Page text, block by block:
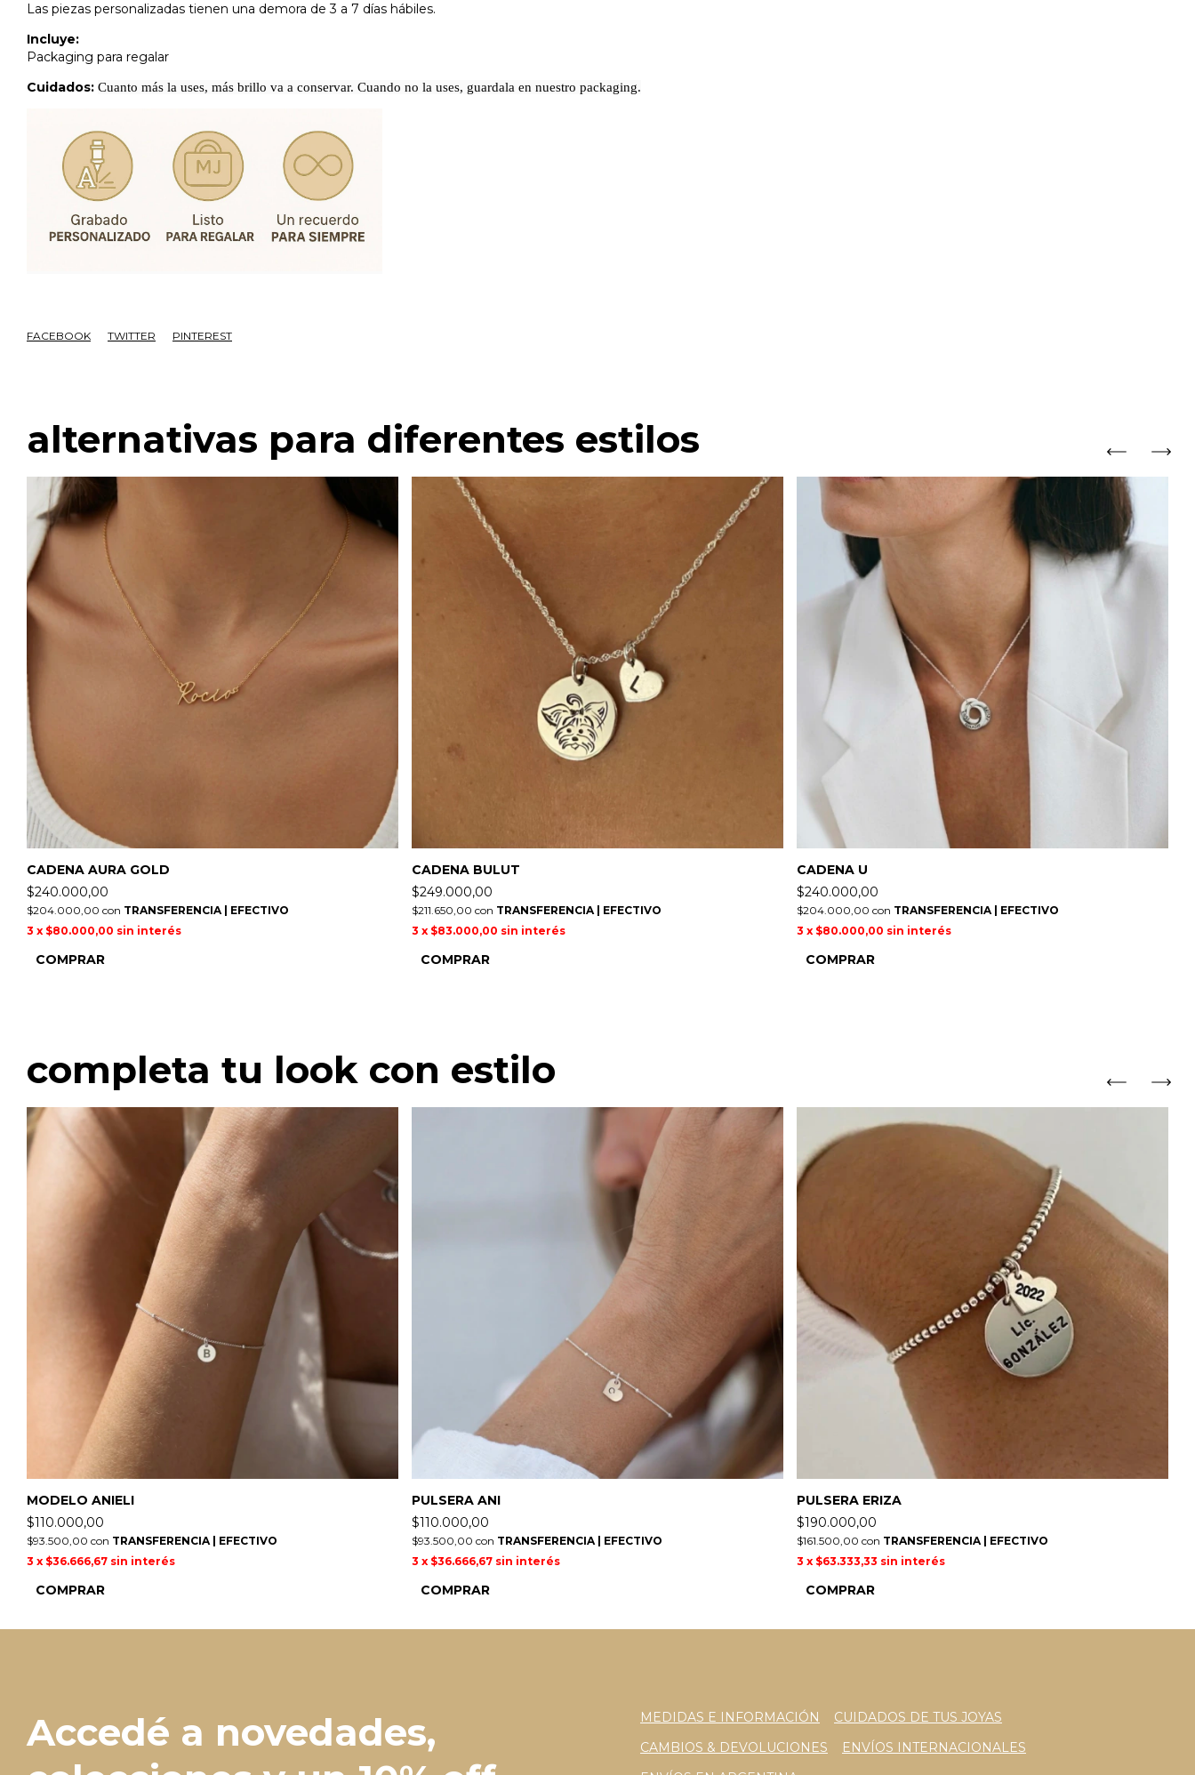
Las piezas personalizadas tienen una demora de 3 a 7 días hábiles.
Incluye:
Packaging para regalar
Cuidados: Cuanto más la uses, más brillo va a conservar. Cuando no la uses, guardala en nuestro packaging.
FACEBOOK TWITTER PINTEREST
alternativas para diferentes estilos
CADENA AURA GOLD
$240.000,00
$204.000,00 con TRANSFERENCIA | EFECTIVO
3 x $80.000,00 sin interés
COMPRAR
CADENA BULUT
$249.000,00
$211.650,00 con TRANSFERENCIA | EFECTIVO
3 x $83.000,00 sin interés
COMPRAR
CADENA U
$240.000,00
$204.000,00 con TRANSFERENCIA | EFECTIVO
3 x $80.000,00 sin interés
COMPRAR
completa tu look con estilo
MODELO ANIELI
$110.000,00
$93.500,00 con TRANSFERENCIA | EFECTIVO
3 x $36.666,67 sin interés
COMPRAR
PULSERA ANI
$110.000,00
$93.500,00 con TRANSFERENCIA | EFECTIVO
3 x $36.666,67 sin interés
COMPRAR
PULSERA ERIZA
$190.000,00
$161.500,00 con TRANSFERENCIA | EFECTIVO
3 x $63.333,33 sin interés
COMPRAR
Accedé a novedades,
MEDIDAS E INFORMACIÓN
CUIDADOS DE TUS JOYAS
CAMBIOS & DEVOLUCIONES
ENVÍOS INTERNACIONALES